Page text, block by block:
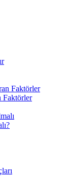
Faktörler